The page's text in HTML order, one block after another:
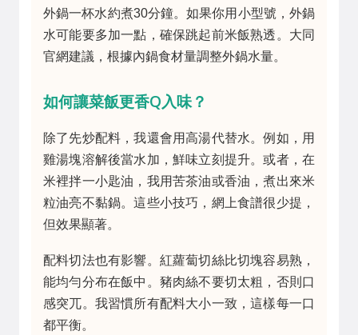
外鍋一杯水約煮30分鐘。如果你用小型號，外鍋
水可能要多加一點，確保跳起前米飯熟透。大同
官網建議，根據內鍋食材量調整外鍋水量。
如何讓菜飯更香Q入味？
除了先炒配料，我還會用高湯代替水。例如，用
雞湯塊溶解後當水加，鮮味立刻提升。或者，在
米裡拌一小匙油，我用苦茶油或香油，煮出來米
粒油亮不黏鍋。這些小技巧，網上食譜很少提，
但效果顯著。
配料切法也有影響。紅蘿蔔切絲比切塊容易熟，
能均勻分布在飯中。豬肉絲不要切太粗，否則口
感突兀。我習慣所有配料大小一致，這樣每一口
都平衡。